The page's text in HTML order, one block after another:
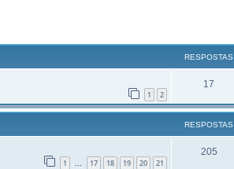
RESPOSTAS
1 2
17
RESPOSTAS
1 ... 17 18 19 20 21
205